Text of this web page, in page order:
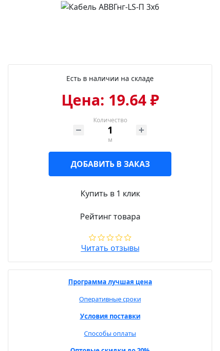
Есть в наличии на складе
Цена: 19.64 ₽
Количество
м
ДОБАВИТЬ В ЗАКАЗ
Купить в 1 клик
Рейтинг товара
Читать отзывы
Программа лучшая цена
Оперативные сроки
Условия поставки
Способы оплаты